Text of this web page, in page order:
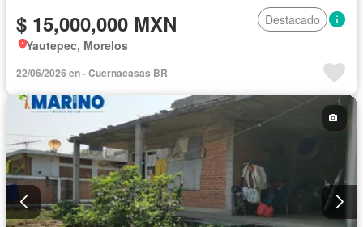
$ 15,000,000 MXN
Destacado
Yautepec, Morelos
22/06/2026 en - Cuernacasas BR